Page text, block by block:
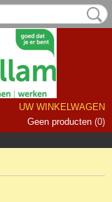
UW WINKELWAGEN
Geen producten (0)